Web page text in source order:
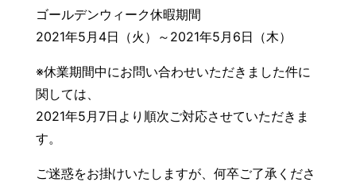
ゴールデンウィーク休暇期間
2021年5月4日（火）～2021年5月6日（木）
※休業期間中にお問い合わせいただきました件に
関しては、
2021年5月7日より順次ご対応させていただきま
す。
ご迷惑をお掛けいたしますが、何卒ご了承くださ